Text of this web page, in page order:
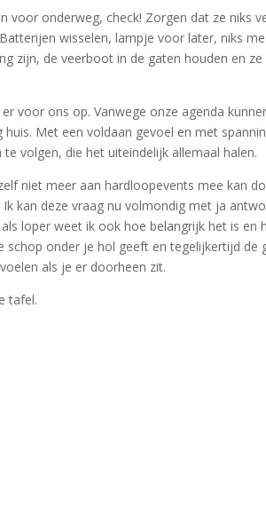
voor onderweg, check! Zorgen dat ze
wisselen, lampje voor later, niks
zijn, de veerboot in de gaten houden en
voor ons op. Vanwege onze agenda
Met een voldaan gevoel en met
volgen, die het uiteindelijk allemaal halen.
niet meer aan hardloopevents mee kan
kan deze vraag nu volmondig met ja
loper weet ik ook hoe belangrijk het is
schop onder je hol geeft en tegelijkertijd
als je er doorheen zit.
tafel.